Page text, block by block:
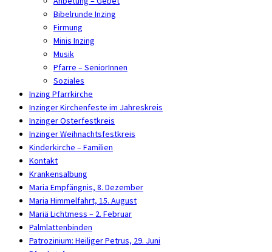
Bibelrunde Inzing
Firmung
Minis Inzing
Musik
Pfarre – SeniorInnen
Soziales
Inzing Pfarrkirche
Inzinger Kirchenfeste im Jahreskreis
Inzinger Osterfestkreis
Inzinger Weihnachtsfestkreis
Kinderkirche – Familien
Kontakt
Krankensalbung
Maria Empfängnis, 8. Dezember
Maria Himmelfahrt, 15. August
Mariä Lichtmess – 2. Februar
Palmlattenbinden
Patrozinium: Heiliger Petrus, 29. Juni